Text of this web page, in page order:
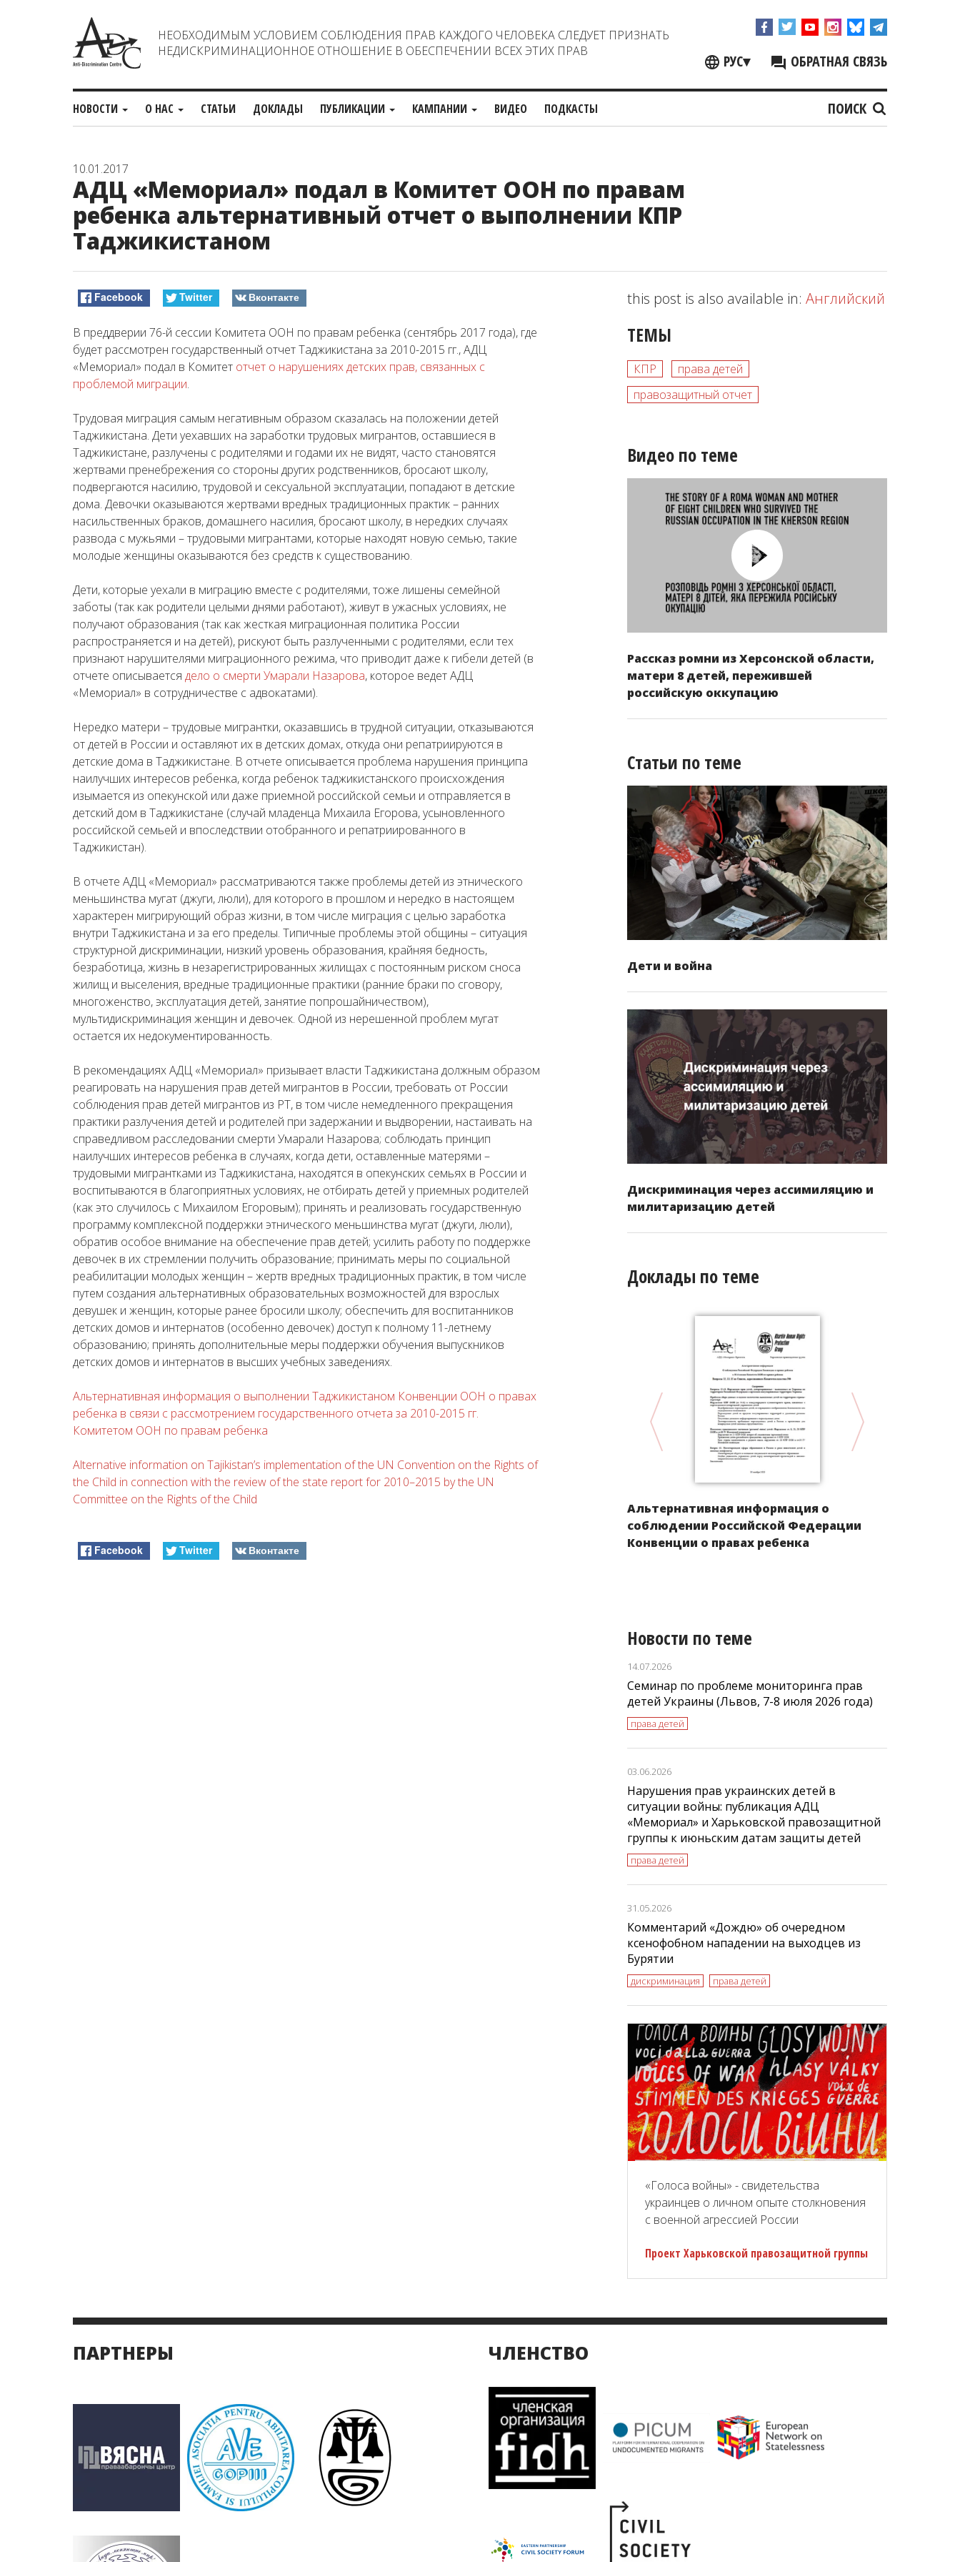
НЕОБХОДИМЫМ УСЛОВИЕМ СОБЛЮДЕНИЯ ПРАВ КАЖДОГО ЧЕЛОВЕКА СЛЕДУЕТ ПРИЗНАТЬ
НЕДИСКРИМИНАЦИОННОЕ ОТНОШЕНИЕ В ОБЕСПЕЧЕНИИ ВСЕХ ЭТИХ ПРАВ
РУС▾ ОБРАТНАЯ СВЯЗЬ
НОВОСТИ О НАС СТАТЬИ ДОКЛАДЫ ПУБЛИКАЦИИ КАМПАНИИ ВИДЕО ПОДКАСТЫ ПОИСК
10.01.2017
АДЦ «Мемориал» подал в Комитет ООН по правам
ребенка альтернативный отчет о выполнении КПР
Таджикистаном
Facebook Twitter Вконтакте
В преддверии 76-й сессии Комитета ООН по правам ребенка (сентябрь 2017 года), где
будет рассмотрен государственный отчет Таджикистана за 2010-2015 гг., АДЦ
«Мемориал» подал в Комитет отчет о нарушениях детских прав, связанных с
проблемой миграции.
Трудовая миграция самым негативным образом сказалась на положении детей
Таджикистана. Дети уехавших на заработки трудовых мигрантов, оставшиеся в
Таджикистане, разлучены с родителями и годами их не видят, часто становятся
жертвами пренебрежения со стороны других родственников, бросают школу,
подвергаются насилию, трудовой и сексуальной эксплуатации, попадают в детские
дома. Девочки оказываются жертвами вредных традиционных практик – ранних
насильственных браков, домашнего насилия, бросают школу, в нередких случаях
развода с мужьями – трудовыми мигрантами, которые находят новую семью, такие
молодые женщины оказываются без средств к существованию.
Дети, которые уехали в миграцию вместе с родителями, тоже лишены семейной
заботы (так как родители целыми днями работают), живут в ужасных условиях, не
получают образования (так как жесткая миграционная политика России
распространяется и на детей), рискуют быть разлученными с родителями, если тех
признают нарушителями миграционного режима, что приводит даже к гибели детей (в
отчете описывается дело о смерти Умарали Назарова, которое ведет АДЦ
«Мемориал» в сотрудничестве с адвокатами).
Нередко матери – трудовые мигрантки, оказавшись в трудной ситуации, отказываются
от детей в России и оставляют их в детских домах, откуда они репатриируются в
детские дома в Таджикистане. В отчете описывается проблема нарушения принципа
наилучших интересов ребенка, когда ребенок таджикистанского происхождения
изымается из опекунской или даже приемной российской семьи и отправляется в
детский дом в Таджикистане (случай младенца Михаила Егорова, усыновленного
российской семьей и впоследствии отобранного и репатриированного в
Таджикистан).
В отчете АДЦ «Мемориал» рассматриваются также проблемы детей из этнического
меньшинства мугат (джуги, люли), для которого в прошлом и нередко в настоящем
характерен мигрирующий образ жизни, в том числе миграция с целью заработка
внутри Таджикистана и за его пределы. Типичные проблемы этой общины – ситуация
структурной дискриминации, низкий уровень образования, крайняя бедность,
безработица, жизнь в незарегистрированных жилищах с постоянным риском сноса
жилищ и выселения, вредные традиционные практики (ранние браки по сговору,
многоженство, эксплуатация детей, занятие попрошайничеством),
мультидискриминация женщин и девочек. Одной из нерешенной проблем мугат
остается их недокументированность.
В рекомендациях АДЦ «Мемориал» призывает власти Таджикистана должным образом
реагировать на нарушения прав детей мигрантов в России, требовать от России
соблюдения прав детей мигрантов из РТ, в том числе немедленного прекращения
практики разлучения детей и родителей при задержании и выдворении, настаивать на
справедливом расследовании смерти Умарали Назарова; соблюдать принцип
наилучших интересов ребенка в случаях, когда дети, оставленные матерями –
трудовыми мигрантками из Таджикистана, находятся в опекунских семьях в России и
воспитываются в благоприятных условиях, не отбирать детей у приемных родителей
(как это случилось с Михаилом Егоровым); принять и реализовать государственную
программу комплексной поддержки этнического меньшинства мугат (джуги, люли),
обратив особое внимание на обеспечение прав детей; усилить работу по поддержке
девочек в их стремлении получить образование; принимать меры по социальной
реабилитации молодых женщин – жертв вредных традиционных практик, в том числе
путем создания альтернативных образовательных возможностей для взрослых
девушек и женщин, которые ранее бросили школу; обеспечить для воспитанников
детских домов и интернатов (особенно девочек) доступ к полному 11-летнему
образованию; принять дополнительные меры поддержки обучения выпускников
детских домов и интернатов в высших учебных заведениях.
Альтернативная информация о выполнении Таджикистаном Конвенции ООН о правах
ребенка в связи с рассмотрением государственного отчета за 2010-2015 гг.
Комитетом ООН по правам ребенка
Alternative information on Tajikistan’s implementation of the UN Convention on the Rights of
the Child in connection with the review of the state report for 2010–2015 by the UN
Committee on the Rights of the Child
Facebook Twitter Вконтакте
this post is also available in: Английский
ТЕМЫ
КПР
права детей
правозащитный отчет
Видео по теме
Рассказ ромни из Херсонской области,
матери 8 детей, пережившей
российскую оккупацию
Статьи по теме
Дети и война
Дискриминация через ассимиляцию и
милитаризацию детей
Доклады по теме
Альтернативная информация о
соблюдении Российской Федерации
Конвенции о правах ребенка
Новости по теме
14.07.2026
Семинар по проблеме мониторинга прав
детей Украины (Львов, 7-8 июля 2026 года)
права детей
03.06.2026
Нарушения прав украинских детей в
ситуации войны: публикация АДЦ
«Мемориал» и Харьковской правозащитной
группы к июньским датам защиты детей
права детей
31.05.2026
Комментарий «Дождю» об очередном
ксенофобном нападении на выходцев из
Бурятии
дискриминация права детей
«Голоса войны» - свидетельства
украинцев о личном опыте столкновения
с военной агрессией России
Проект Харьковской правозащитной группы
ПАРТНЕРЫ ЧЛЕНСТВО